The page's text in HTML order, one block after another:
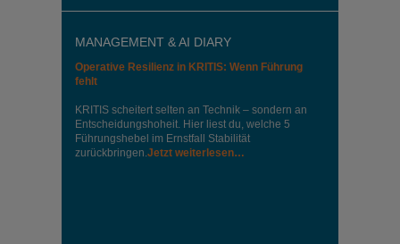
MANAGEMENT & AI DIARY
Operative Resilienz in KRITIS: Wenn Führung
fehlt
KRITIS scheitert selten an Technik – sondern an
Entscheidungshoheit. Hier liest du, welche 5
Führungshebel im Ernstfall Stabilität
zurückbringen.Jetzt weiterlesen…